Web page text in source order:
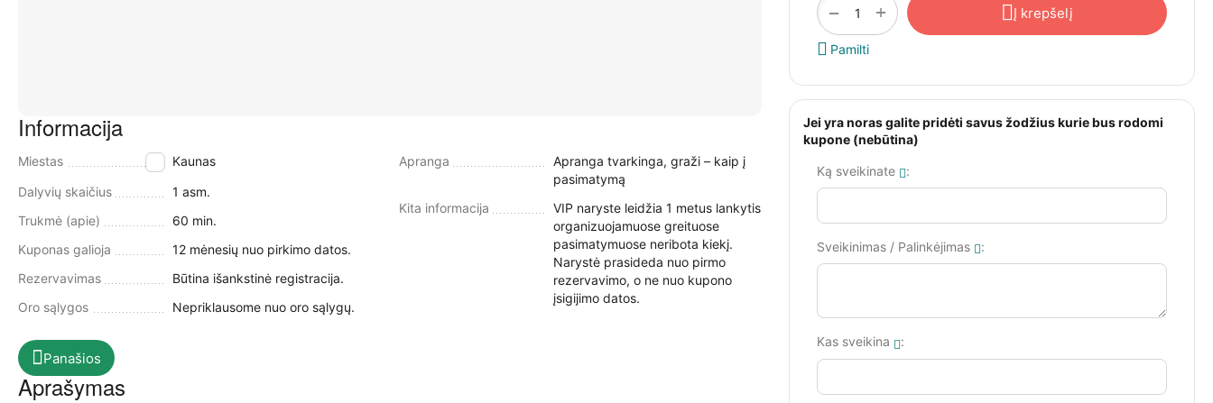
+
− Į krepšelį
Pamilti
Jei yra noras galite pridėti savus žodžius kurie bus rodomi
kupone (nebūtina)
Ką sveikinate :
Sveikinimas / Palinkėjimas :
Kas sveikina :
Informacija
Miestas
Kaunas
Dalyvių skaičius
1 asm.
Trukmė (apie)
60 min.
Kuponas galioja
12 mėnesių nuo pirkimo datos.
Rezervavimas
Būtina išankstinė registracija.
Oro sąlygos
Nepriklausome nuo oro sąlygų.
Apranga
Apranga tvarkinga, graži – kaip į
pasimatymą
Kita informacija
VIP naryste leidžia 1 metus lankytis
organizuojamuose greituose
pasimatymuose neribota kiekį.
Narystė prasideda nuo pirmo
rezervavimo, o ne nuo kupono
įsigijimo datos.
Panašios
Aprašymas